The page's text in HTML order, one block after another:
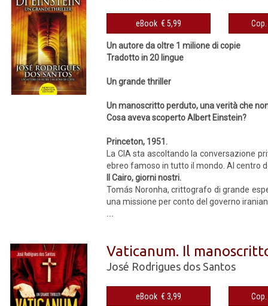
eBook € 5,99
Un autore da oltre 1 milione di copie
Tradotto in 20 lingue
Un grande thriller
Un manoscritto perduto, una verità che
Cosa aveva scoperto Albert Einstein?
Princeton, 1951.
La CIA sta ascoltando la conversazione
ebreo famoso in tutto il mondo. Al centro
Il Cairo, giorni nostri.
Tomás Noronha, crittografo di grande
una missione per conto del governo
...
Vaticanum. Il
José Rodrigues dos Santos
eBook € 3,99